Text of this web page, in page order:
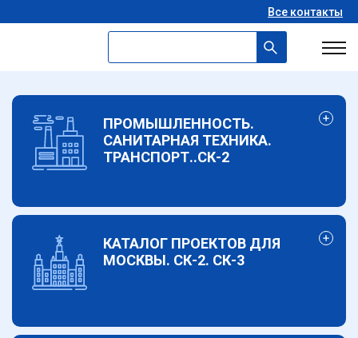
Все контакты
ПРОМЫШЛЕННОСТЬ.
САНИТАРНАЯ ТЕХНИКА.
ТРАНСПОРТ..СК-2
КАТАЛОГ ПРОЕКТОВ ДЛЯ
МОСКВЫ. СК-2. СК-3